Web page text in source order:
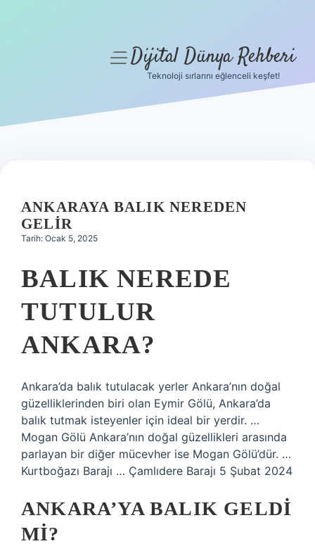
Hakkımızda
menüyüDijital Dünya Rehberi
Teknoloji sırlarını eğlenceli keşfet!
ANKARAYA BALIK NEREDEN
GELIR
Tarih: Ocak 5, 2025
BALIK NEREDE
TUTULUR
ANKARA?
Ankara’da balık tutulacak yerler Ankara’nın doğal
güzelliklerinden biri olan Eymir Gölü, Ankara’da
balık tutmak isteyenler için ideal bir yerdir. …
Mogan Gölü Ankara’nın doğal güzellikleri arasında
parlayan bir diğer mücevher ise Mogan Gölü’dür. …
Kurtboğazı Barajı … Çamlıdere Barajı 5 Şubat 2024
ANKARA’YA BALIK GELDI
MI?